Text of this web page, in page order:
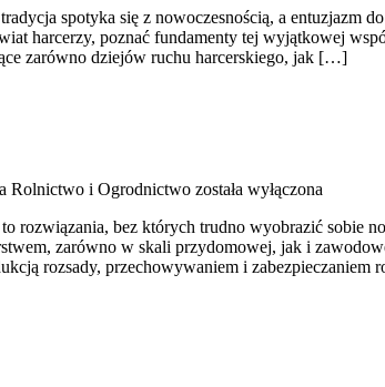
spotyka się z nowoczesnością, a entuzjazm
harcerzy, poznać fundamenty tej wyjątkowej
zarówno dziejów ruchu harcerskiego, jak […]
Rolnictwo i Ogrodnictwo została wyłączona
rozwiązania, bez których trudno wyobrazić sobie
zarówno w skali przydomowej, jak i
rozsady, przechowywaniem i